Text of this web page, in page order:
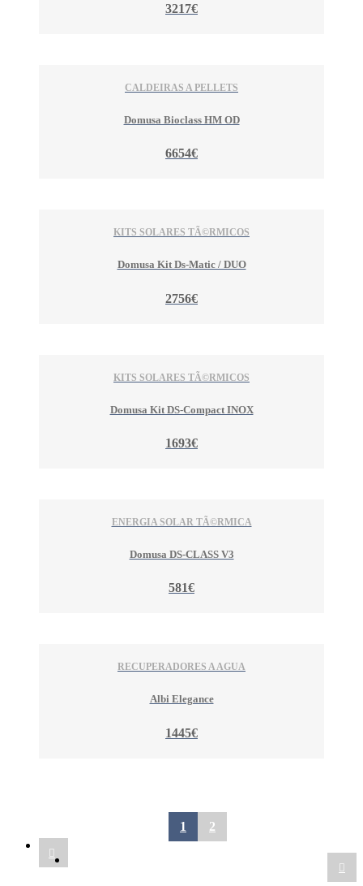
3217€
CALDEIRAS A PELLETS
Domusa Bioclass HM OD
6654€
KITS SOLARES TÃ©RMICOS
Domusa Kit Ds-Matic / DUO
2756€
KITS SOLARES TÃ©RMICOS
Domusa Kit DS-Compact INOX
1693€
ENERGIA SOLAR TÃ©RMICA
Domusa DS-CLASS V3
581€
RECUPERADORES A AGUA
Albi Elegance
1445€
1 2